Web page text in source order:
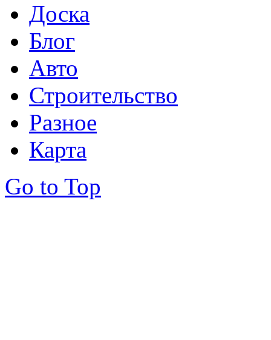
Доска
Блог
Авто
Строительство
Разное
Карта
Go to Top